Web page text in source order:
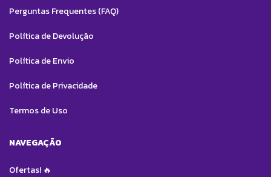
Perguntas Frequentes (FAQ)
Política de Devolução
Política de Envio
Política de Privacidade
Termos de Uso
NAVEGAÇÃO
Ofertas! 🔥